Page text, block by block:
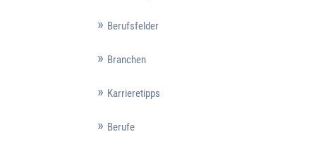
Berufsfelder
Branchen
Karrieretipps
Berufe